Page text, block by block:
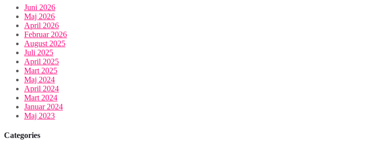
Juni 2026
Maj 2026
April 2026
Februar 2026
August 2025
Juli 2025
April 2025
Mart 2025
Maj 2024
April 2024
Mart 2024
Januar 2024
Maj 2023
Categories